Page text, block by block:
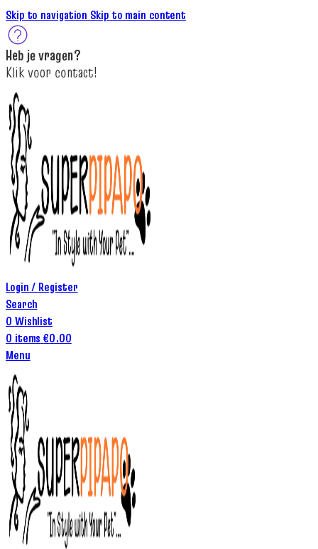
Skip to navigation Skip to main content
Heb jevragen?
Klikvoor contact!
Login / Register
Search
0 Wishlist
0 items €0.00
Menu